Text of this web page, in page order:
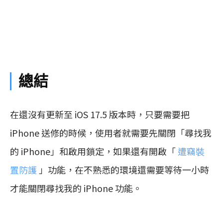
總結
在還沒有更新至 iOS 17.5 版本時，只要需要把
iPhone 送修的時候，使用者就需要先關閉「尋找我
的 iPhone」和啟用鎖定，如果還有開啟「遭竊裝
置防護 」功能，在不熟悉的環境還需要等待一小時
才能關閉尋找我的 iPhone 功能。